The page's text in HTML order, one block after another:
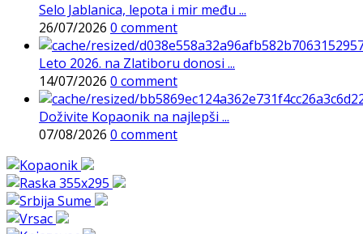
Selo Jablanica, lepota i mir među ...
26/07/2026 0 comment
Leto 2026. na Zlatiboru donosi ...
14/07/2026 0 comment
Doživite Kopaonik na najlepši ...
07/08/2026 0 comment